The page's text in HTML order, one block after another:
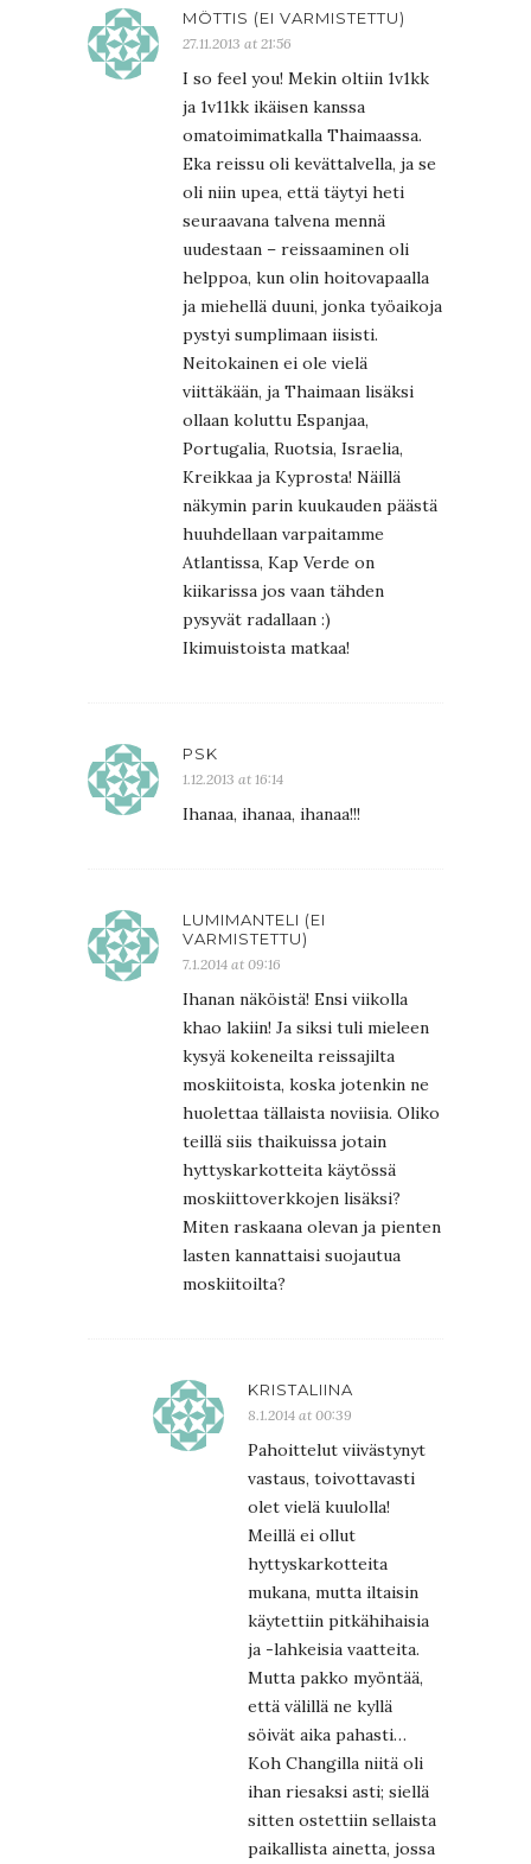
MÖTTIS (EI VARMISTETTU)
27.11.2013 at 21:56
I so feel you! Mekin oltiin 1v1kk
ja 1v11kk ikäisen kanssa
omatoimimatkalla Thaimaassa.
Eka reissu oli kevättalvella, ja se
oli niin upea, että täytyi heti
seuraavana talvena mennä
uudestaan – reissaaminen oli
helppoa, kun olin hoitovapaalla
ja miehellä duuni, jonka työaikoja
pystyi sumplimaan iisisti.
Neitokainen ei ole vielä
viittäkään, ja Thaimaan lisäksi
ollaan koluttu Espanjaa,
Portugalia, Ruotsia, Israelia,
Kreikkaa ja Kyprosta! Näillä
näkymin parin kuukauden päästä
huuhdellaan varpaitamme
Atlantissa, Kap Verde on
kiikarissa jos vaan tähden
pysyvät radallaan :)
Ikimuistoista matkaa!
PSK
1.12.2013 at 16:14
Ihanaa, ihanaa, ihanaa!!!
LUMIMANTELI (EI
VARMISTETTU)
7.1.2014 at 09:16
Ihanan näköistä! Ensi viikolla
khao lakiin! Ja siksi tuli mieleen
kysyä kokeneilta reissajilta
moskiitoista, koska jotenkin ne
huolettaa tällaista noviisia. Oliko
teillä siis thaikuissa jotain
hyttyskarkotteita käytössä
moskiittoverkkojen lisäksi?
Miten raskaana olevan ja pienten
lasten kannattaisi suojautua
moskiitoilta?
KRISTALIINA
8.1.2014 at 00:39
Pahoittelut viivästynyt
vastaus, toivottavasti
olet vielä kuulolla!
Meillä ei ollut
hyttyskarkotteita
mukana, mutta iltaisin
käytettiin pitkähihaisia
ja -lahkeisia vaatteita.
Mutta pakko myöntää,
että välillä ne kyllä
söivät aika pahasti…
Koh Changilla niitä oli
ihan riesaksi asti; siellä
sitten ostettiin sellaista
paikallista ainetta, jossa